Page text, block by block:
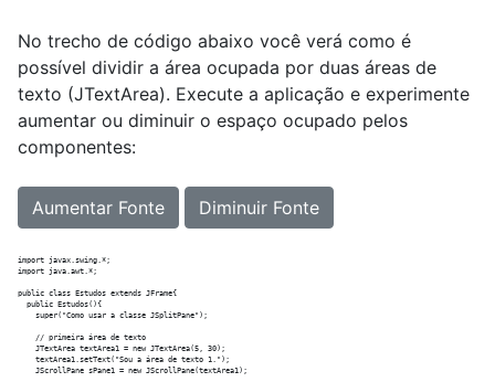
No trecho de código abaixo você verá como é
possível dividir a área ocupada por duas áreas de
texto (JTextArea). Execute a aplicação e experimente
aumentar ou diminuir o espaço ocupado pelos
componentes:
Aumentar Fonte Diminuir Fonte
import javax.swing.*;
import java.awt.*;
public class Estudos extends JFrame{
  public Estudos(){
    super("Como usar a classe JSplitPane");
    // primeira área de texto
    JTextArea textArea1 = new JTextArea(5, 30);
    textArea1.setText("Sou a área de texto 1.");
    JScrollPane sPane1 = new JScrollPane(textArea1);